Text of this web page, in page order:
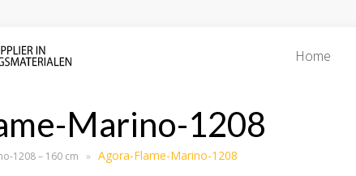
Home
Marino-1208
1208 – 160 cm » Agora-Flame-Marino-1208